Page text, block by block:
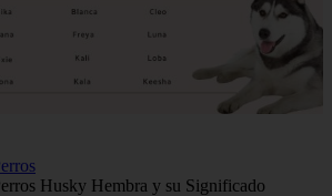
Husky Hembra y su Significado